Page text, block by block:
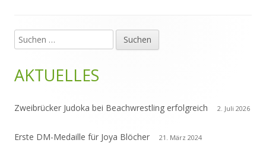
Haupt-
Seitenleiste
Suchen
nach:
AKTUELLES
Zweibrücker Judoka bei Beachwrestling erfolgreich 2. Juli 2026
Erste DM-Medaille für Joya Blöcher 21. März 2024